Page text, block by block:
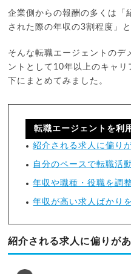
企業側からの報酬の多くは「
された際の年収の3割程度」
そんな転職エージェントのデ
ントとして10年以上のキャ
下にまとめてみました。
転職エージェントを利
紹介される求人に偏り
自分のペースで転職活
年収や職種・役職を調
年収が高い求人ばかり
紹介される求人に偏りが